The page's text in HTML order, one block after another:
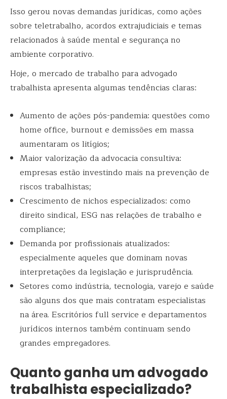
Isso gerou novas demandas jurídicas, como ações
sobre teletrabalho, acordos extrajudiciais e temas
relacionados à saúde mental e segurança no
ambiente corporativo.
Hoje, o mercado de trabalho para advogado
trabalhista apresenta algumas tendências claras:
Aumento de ações pós-pandemia: questões como
home office, burnout e demissões em massa
aumentaram os litígios;
Maior valorização da advocacia consultiva:
empresas estão investindo mais na prevenção de
riscos trabalhistas;
Crescimento de nichos especializados: como
direito sindical, ESG nas relações de trabalho e
compliance;
Demanda por profissionais atualizados:
especialmente aqueles que dominam novas
interpretações da legislação e jurisprudência.
Setores como indústria, tecnologia, varejo e saúde
são alguns dos que mais contratam especialistas
na área. Escritórios full service e departamentos
jurídicos internos também continuam sendo
grandes empregadores.
Quanto ganha um advogado
trabalhista especializado?